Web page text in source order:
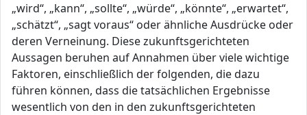
„wird“, „kann“, „sollte“, „würde“, „könnte“, „erwartet“,
„schätzt“, „sagt voraus“ oder ähnliche Ausdrücke oder
deren Verneinung. Diese zukunftsgerichteten
Aussagen beruhen auf Annahmen über viele wichtige
Faktoren, einschließlich der folgenden, die dazu
führen können, dass die tatsächlichen Ergebnisse
wesentlich von den in den zukunftsgerichteten